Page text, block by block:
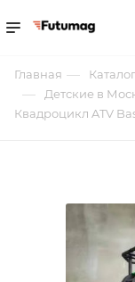
Главная — Каталог
— Детские в
Квадроцикл ATV